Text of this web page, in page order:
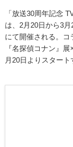
「放送30周年記念
は、2月20日から3
にて開催される。コ
『名探偵コナン』
月20日よりスタート